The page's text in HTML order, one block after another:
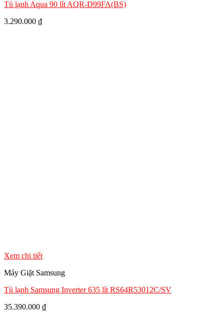
Tủ lạnh Aqua 90 lít AQR-D99FA(BS)
3.290.000 ₫
Xem chi tiết
Máy Giặt Samsung
Tủ lạnh Samsung Inverter 635 lít RS64R53012C/SV
35.390.000 ₫